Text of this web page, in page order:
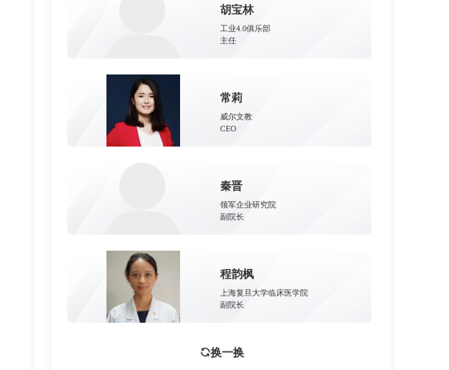
胡宝林
工业4.0俱乐部
主任
常莉
威尔文教
CEO
秦晋
领军企业研究院
副院长
程韵枫
上海复旦大学临床医学院
副院长
换一换